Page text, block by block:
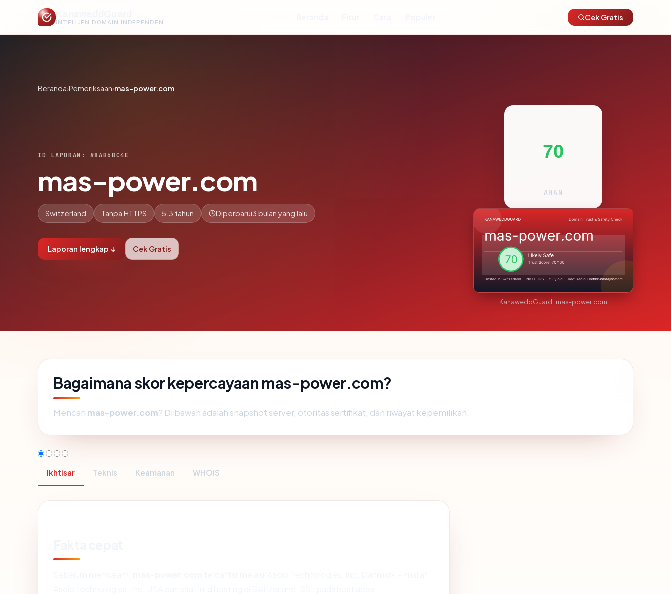
INTELIJEN DOMAIN INDEPENDEN
Cek Gratis
Beranda›Pemeriksaan›mas-power.com
ID LAPORAN: #8AB6BC4E
mas-power.com
Switzerland Tanpa HTTPS 5.3 tahun Diperbarui3 bulan yang lalu
Laporan lengkap ↓ Cek Gratis
70
AMAN
KanaweddGuard · mas-power.com
Bagaimana skor kepercayaan mas-power.com?
Mencari mas-power.com? Di bawah adalah snapshot server, otoritas sertifikat, dan riwayat kepemilikan.
Ikhtisar Teknis Keamanan WHOIS